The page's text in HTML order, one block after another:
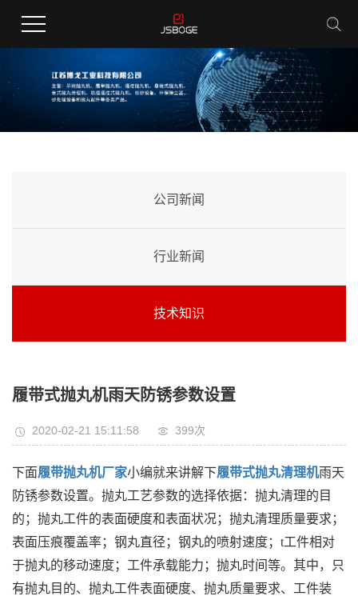
公司新闻
行业新闻
技术知识
履带式抛丸机雨天防锈参数设置
2020-02-21 15:11:58 399次
下面履带抛丸机厂家小编就来讲解下履带式抛丸清理机雨天
防锈参数设置。抛丸工艺参数的选择依据：抛丸清理的目
的；抛丸工件的表面硬度和表面状况；抛丸清理质量要求；
表面压痕覆盖率；钢丸直径；钢丸的喷射速度；t工件相对
于抛丸的移动速度；工件承载能力；抛丸时间等。其中，只
有抛丸目的、抛丸工件表面硬度、抛丸质量要求、工件装